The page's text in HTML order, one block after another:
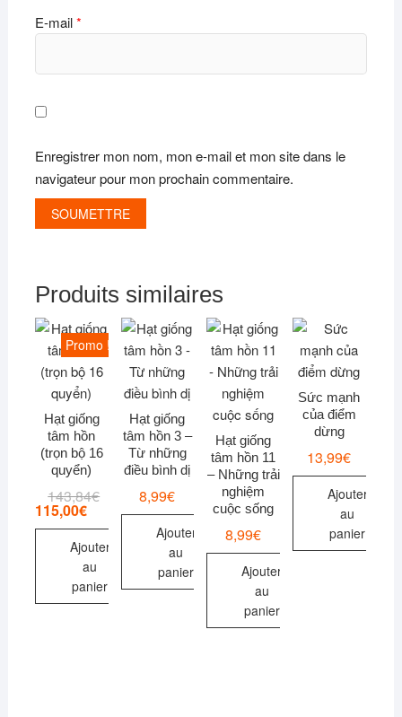
E-mail*
Enregistrer mon nom, mon e-mail et mon site dans le
navigateur pour mon prochain commentaire.
Produits similaires
Promo !
Hạt giống
tâm hồn
(trọn bộ 16
quyển)
143,84€Le
était :
143,84€.
115,00€
Le
est :
115,00€.
Ajouter
au
panier
Hạt giống
tâm hồn 3 –
Từ những
điều bình dị
8,99€
Ajouter
au
panier
Hạt giống
tâm hồn 11
– Những trải
nghiệm
cuộc sống
8,99€
Ajouter
au
panier
Sức mạnh
của điểm
dừng
13,99€
Ajouter
au
panier